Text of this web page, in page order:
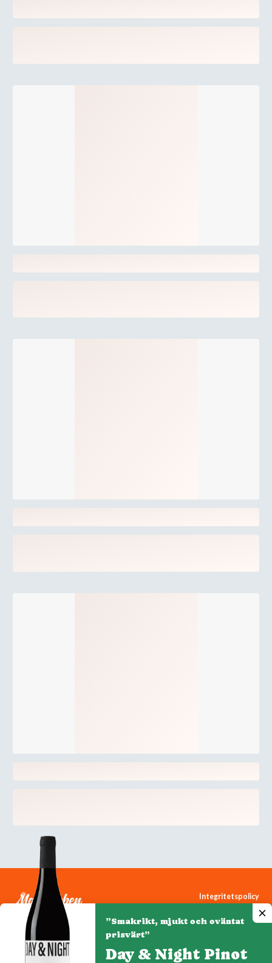
Integritetspolicy
Cookiepolicy
”Smakrikt, mjukt och oväntat
prisvärt”
Day & Night Pinot